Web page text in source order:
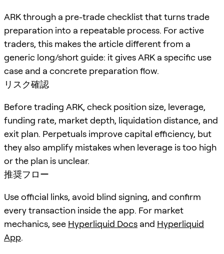
ARK through a pre-trade checklist that turns trade
preparation into a repeatable process. For active
traders, this makes the article different from a
generic long/short guide: it gives ARK a specific use
case and a concrete preparation flow.
リスク確認
Before trading ARK, check position size, leverage,
funding rate, market depth, liquidation distance, and
exit plan. Perpetuals improve capital efficiency, but
they also amplify mistakes when leverage is too high
or the plan is unclear.
推奨フロー
Use official links, avoid blind signing, and confirm
every transaction inside the app. For market
mechanics, see Hyperliquid Docs and Hyperliquid
App.